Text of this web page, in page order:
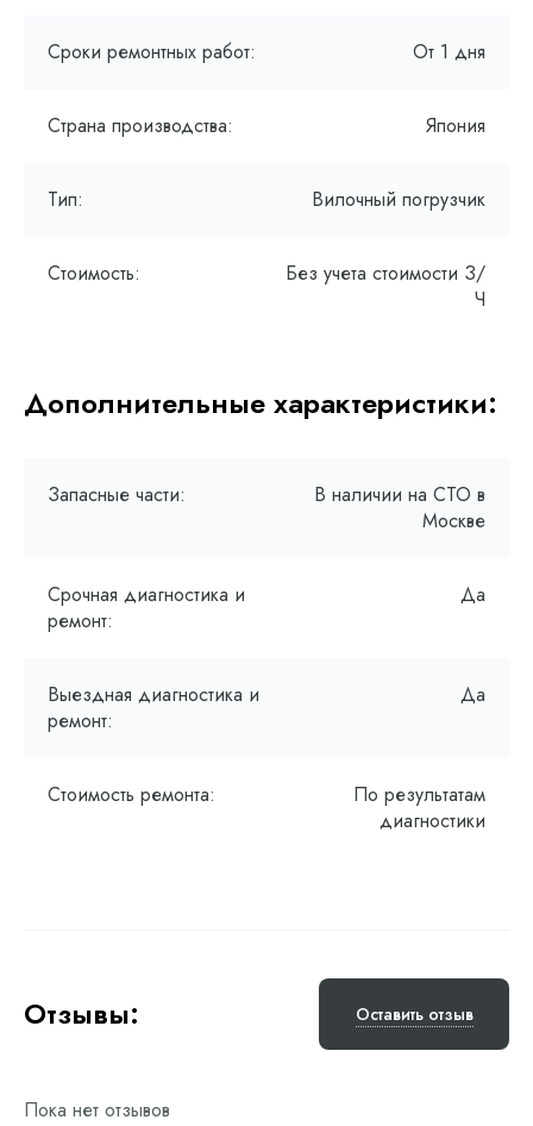
Сроки ремонтных работ: От 1 дня
Страна производства: Япония
Тип: Вилочный погрузчик
Стоимость:
Без учета стоимости З/
Ч
Дополнительные характеристики:
Запасные части:
В наличии на СТО в
Москве
Срочная диагностика и
ремонт:
Да
Выездная диагностика и
ремонт:
Да
Стоимость ремонта:
По результатам
диагностики
Отзывы: Оставить отзыв
Пока нет отзывов